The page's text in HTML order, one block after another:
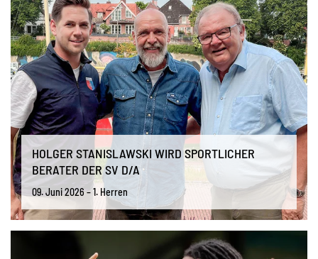
HOLGER STANISLAWSKI WIRD SPORTLICHER
BERATER DER SV D/A
09. Juni 2026 – 1. Herren